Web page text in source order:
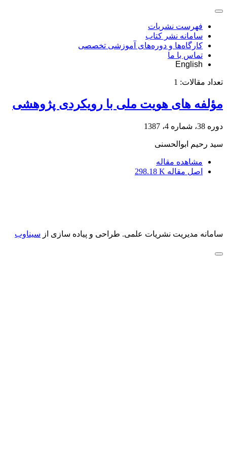
فهرست نشریات
سامانه نشر کتاب
کارگاه‌ها و دوره‌های آموزشی تخصصی
تماس با ما
English
تعداد مقالات: 1
مؤلفه های هویت ملی با رویکردی پژوهشی
دوره 38، شماره 4، 1387
سید رحیم ابوالحسنی
مشاهده مقاله
اصل مقاله 298.18 K
سامانه مدیریت نشریات علمی. طراحی و پیاده سازی از سیناوب